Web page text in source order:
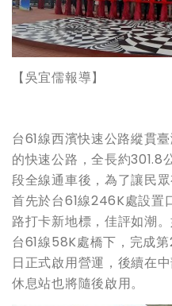
【吳宜儒報導】
台61線西濱快速公路縱貫
的快速公路，全長約301.8
段全線通車後，為了讓民
首先於台61線246K處設置
路打卡新地標，佳評如潮
台61線58K處橋下，完成
日正式啟用營運，後續在
休息站也將隨後啟用。